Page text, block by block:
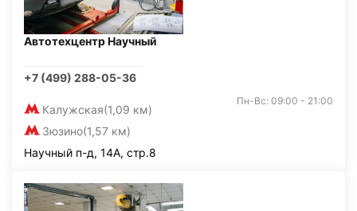
Автотехцентр Научный
+7 (499) 288-05-36
Калужская(1,09 км)
Зюзино(1,57 км)
Пн-Вс: 09:00 - 21:00
Научный п-д, 14А, стр.8